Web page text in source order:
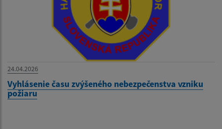
24.04.2026
Vyhlásenie času zvýšeného nebezpečenstva vzniku
požiaru